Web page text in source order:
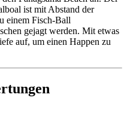
ist mit Abstand der
einem Fisch-Ball
gejagt werden. Mit etwas
auf, um einen Happen zu